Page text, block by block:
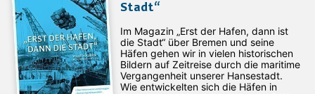
Stadt“
Im Magazin „Erst der Hafen, dann ist
die Stadt“ über Bremen und seine
Häfen gehen wir in vielen historischen
Bildern auf Zeitreise durch die maritime
Vergangenheit unserer Hansestadt.
Wie entwickelten sich die Häfen in